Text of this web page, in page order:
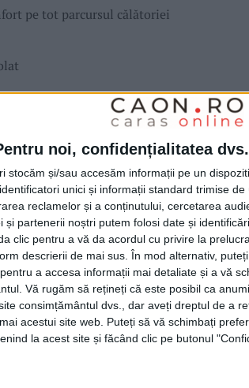
noi, confidențialitatea
stocăm și/sau accesăm informații pe un
unici și informații standard trimise
reclamelor și a conținutului, cercetarea
și partenerii noștri putem folosi date și
clic pentru a vă da acordul cu privire la
descrierii de mai sus. În mod alternativ,
a accesa informații mai detaliate și a vă
Vă rugăm să rețineți că este posibil ca
consimțământul dvs., dar aveți dreptul de a
acestui site web. Puteți să vă schimbați
la acest site și făcând clic pe butonul
pe tot parcursul călătoriei
școlare